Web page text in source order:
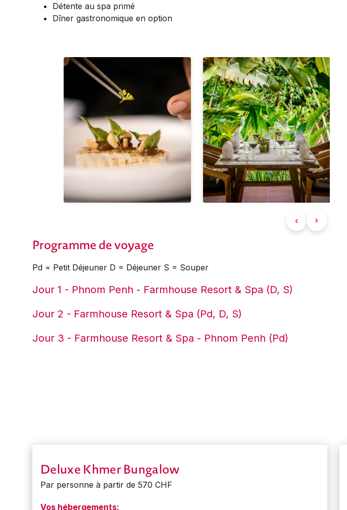
Détente au spa primé
Dîner gastronomique en option
Programme de voyage
Pd = Petit Déjeuner D = Déjeuner S = Souper
Jour 1 - Phnom Penh - Farmhouse Resort & Spa (D, S)
Jour 2 - Farmhouse Resort & Spa (Pd, D, S)
Jour 3 - Farmhouse Resort & Spa - Phnom Penh (Pd)
Deluxe Khmer Bungalow
Par personne à partir de 570 CHF
Vos hébergements: